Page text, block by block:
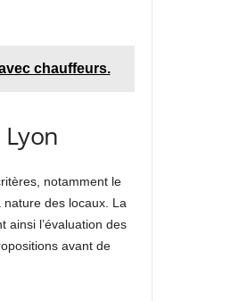
chauffeurs.
notamment le
des locaux. La
ainsi l’évaluation des
avant de